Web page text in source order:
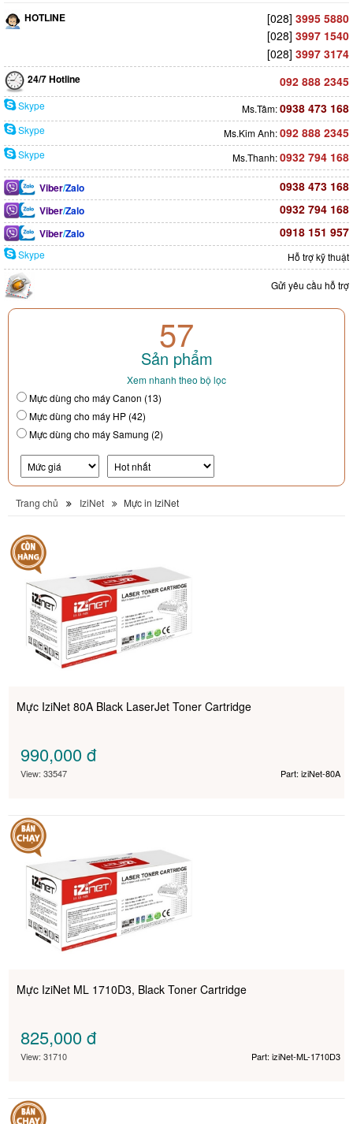
HOTLINE [028] 3995 5880
[028] 3997 1540
[028] 3997 3174
24/7 Hotline 092 888 2345
Skype Ms.Tâm:0938 473 168
Skype Ms.Kim Anh:092 888 2345
Skype Ms.Thanh:0932 794 168
Viber/Zalo 0938 473 168
Viber/Zalo 0932 794 168
Viber/Zalo 0918 151 957
Skype Hỗ trợ kỹ thuật
Gửi yêu cầu hỗ trợ
57
Sản phẩm
Xem nhanh theo bộ lọc
Mực dùng cho máy Canon (13)
Mực dùng cho máy HP (42)
Mực dùng cho máy Samung (2)
Trang chủ IziNet Mực in IziNet
Mực IziNet 80A Black LaserJet Toner Cartridge
990,000đ
View: 33547 Part: iziNet-80A
Mực IziNet ML 1710D3, Black Toner Cartridge
825,000đ
View: 31710 Part: iziNet-ML-1710D3